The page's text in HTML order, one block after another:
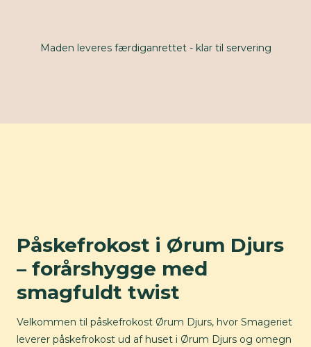
Maden leveres færdiganrettet - klar til servering
Påskefrokost i Ørum Djurs
– forårshygge med
smagfuldt twist
Velkommen til påskefrokost Ørum Djurs, hvor Smageriet
leverer påskefrokost ud af huset i Ørum Djurs og omegn